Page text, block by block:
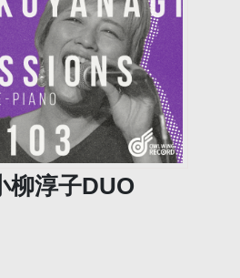
柳淳子DUO